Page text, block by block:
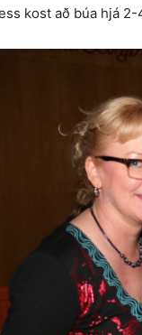
kost að búa hjá